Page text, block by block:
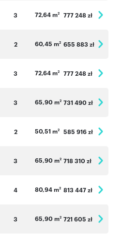
3 72,64 m2 777 248 zł
2 60,45 m2 655 883 zł
3 72,64 m2 777 248 zł
3 65,90 m2 731 490 zł
2 50,51 m2 585 916 zł
3 65,90 m2 718 310 zł
4 80,94 m2 813 447 zł
3 65,90 m2 721 605 zł